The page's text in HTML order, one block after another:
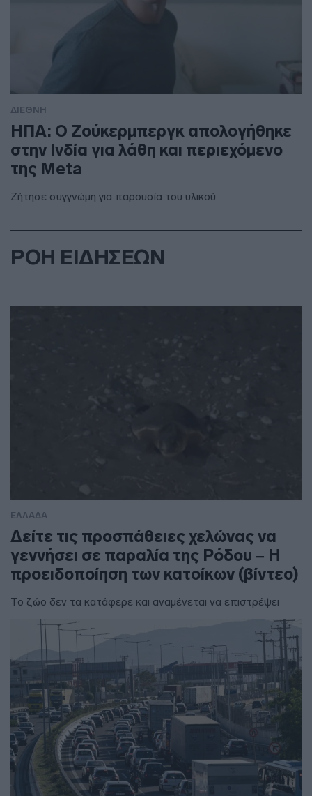
ΔΙΕΘΝΗ
ΗΠΑ: Ο Ζούκερμπεργκ απολογήθηκε
στην Ινδία για λάθη και περιεχόμενο
της Meta
Ζήτησε συγγνώμη για παρουσία του υλικού
ΡΟΗ ΕΙΔΗΣΕΩΝ
ΕΛΛΑΔΑ
Δείτε τις προσπάθειες χελώνας να
γεννήσει σε παραλία της Ρόδου – Η
προειδοποίηση των κατοίκων (βίντεο)
Το ζώο δεν τα κατάφερε και αναμένεται να επιστρέψει